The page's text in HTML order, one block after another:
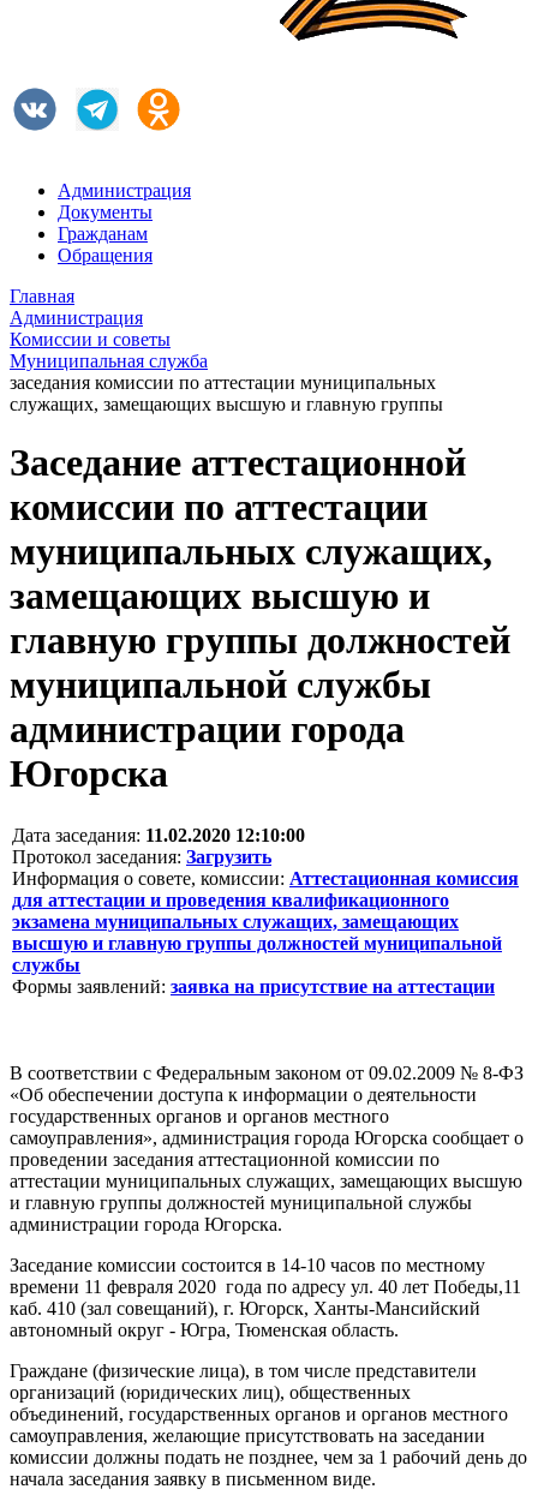
Администрация
Документы
Гражданам
Обращения
Главная
Администрация
Комиссии и советы
Муниципальная служба
заседания комиссии по аттестации муниципальных
служащих, замещающих высшую и главную группы
Заседание аттестационной
комиссии по аттестации
муниципальных служащих,
замещающих высшую и
главную группы должностей
муниципальной службы
администрации города
Югорска
Дата заседания: 11.02.2020 12:10:00
Протокол заседания: Загрузить
Информация о совете, комиссии: Аттестационная комиссия
для аттестации и проведения квалификационного
экзамена муниципальных служащих, замещающих
высшую и главную группы должностей муниципальной
службы
Формы заявлений: заявка на присутствие на аттестации
В соответствии с Федеральным законом от 09.02.2009 № 8-ФЗ
«Об обеспечении доступа к информации о деятельности
государственных органов и органов местного
самоуправления», администрация города Югорска сообщает о
проведении заседания аттестационной комиссии по
аттестации муниципальных служащих, замещающих высшую
и главную группы должностей муниципальной службы
администрации города Югорска.
Заседание комиссии состоится в 14-10 часов по местному
времени 11 февраля 2020 года по адресу ул. 40 лет Победы,11
каб. 410 (зал совещаний), г. Югорск, Ханты-Мансийский
автономный округ - Югра, Тюменская область.
Граждане (физические лица), в том числе представители
организаций (юридических лиц), общественных
объединений, государственных органов и органов местного
самоуправления, желающие присутствовать на заседании
комиссии должны подать не позднее, чем за 1 рабочий день до
начала заседания заявку в письменном виде.